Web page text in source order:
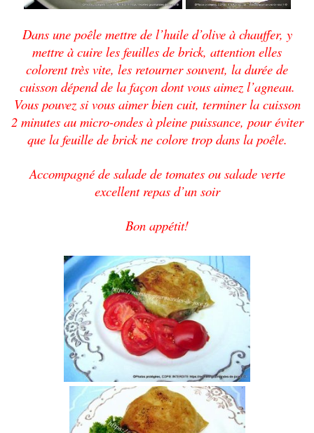
Dans une poêle mettre de l’huile d’olive à chauffer, y
mettre à cuire les feuilles de brick, attention elles
colorent très vite, les retourner souvent, la durée de
cuisson dépend de la façon dont vous aimez l’agneau.
Vous pouvez si vous aimer bien cuit, terminer la cuisson
2 minutes au micro-ondes à pleine puissance, pour éviter
que la feuille de brick ne colore trop dans la poêle.
Accompagné de salade de tomates ou salade verte
excellent repas d’un soir
Bon appétit!